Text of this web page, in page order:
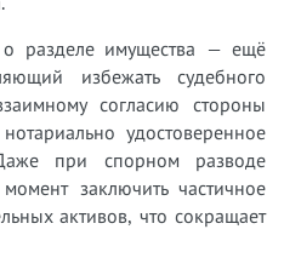
о разделе имущества — ещё
избежать судебного
согласию стороны
удостоверенное
при спорном разводе
заключить частичное
активов, что сокращает